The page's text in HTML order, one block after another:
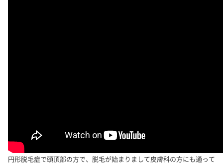
円形脱毛症で頭頂部の方で、脱毛が始まりまして皮膚科の方にも通って